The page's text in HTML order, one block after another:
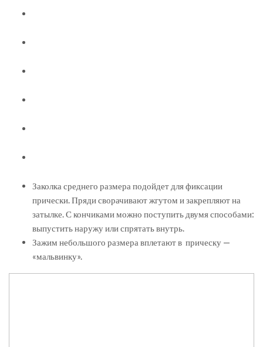
Заколка среднего размера подойдет для фиксации
прически. Пряди сворачивают жгутом и закрепляют на
затылке. С кончиками можно поступить двумя способами:
выпустить наружу или спрятать внутрь.
Зажим небольшого размера вплетают в прическу —
«мальвинку».